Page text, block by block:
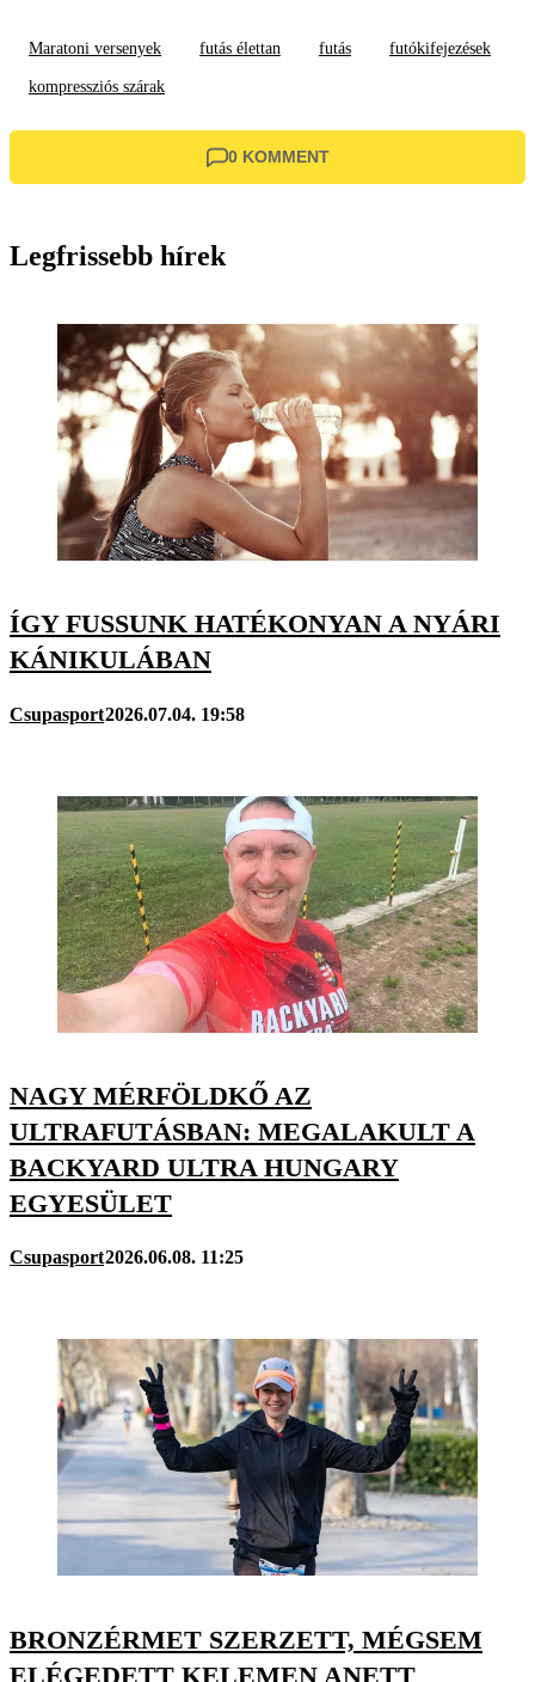
Maratoni versenyek futás élettan futás futókifejezések
kompressziós szárak
0 KOMMENT
Legfrissebb hírek
ÍGY FUSSUNK HATÉKONYAN A NYÁRI
KÁNIKULÁBAN
Csupasport2026.07.04. 19:58
NAGY MÉRFÖLDKŐ AZ
ULTRAFUTÁSBAN: MEGALAKULT A
BACKYARD ULTRA HUNGARY
EGYESÜLET
Csupasport2026.06.08. 11:25
BRONZÉRMET SZERZETT, MÉGSEM
ELÉGEDETT KELEMEN ANETT